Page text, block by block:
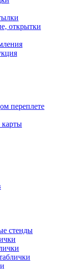
открытки
переплете
стенды